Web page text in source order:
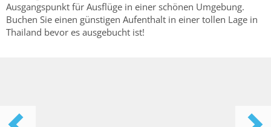
Ausgangspunkt für Ausflüge in einer schönen Umgebung.
Buchen Sie einen günstigen Aufenthalt in einer tollen Lage in
Thailand bevor es ausgebucht ist!